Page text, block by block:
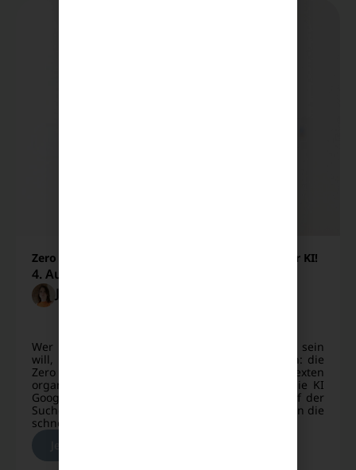
Zero Click Search: Rette deine Blog-Klicks vor der KI!
4. August 2026
Joana Fechner
Wer im digitalen Marketing heute erfolgreich sein
will, muss ein brandneues Phänomen verstehen: die
Zero Click Search. Während du früher mit SEO-Texten
organische Reichweite aufgebaut hast, liefert die KI
Google Suche die Antworten heute oft direkt auf der
Suchergebnisseite. Die bittere Folge? Nutzer lesen die
schnelle Zusammenfassung der AI Overview [...]